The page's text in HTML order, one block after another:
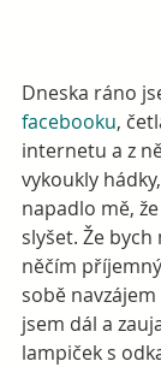
Dneska ráno
facebooku,
internetu a z
vykoukly
napadlo mě,
slyšet. Že
něčím
sobě
jsem dál a
lampiček s